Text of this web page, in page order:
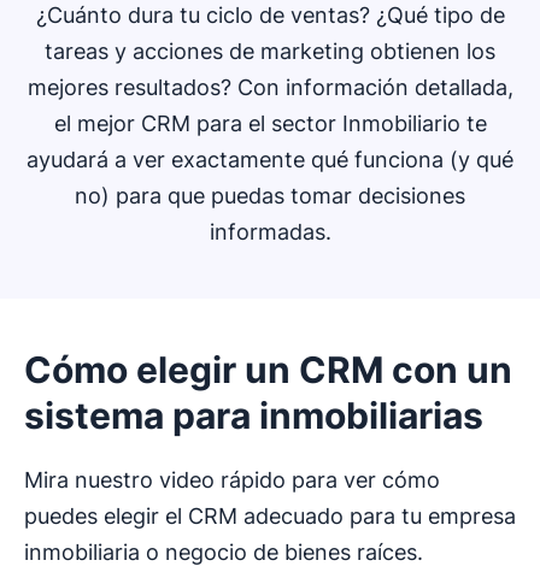
¿Cuánto dura tu ciclo de ventas? ¿Qué tipo de
tareas y acciones de marketing obtienen los
mejores resultados? Con información detallada,
el mejor CRM para el sector Inmobiliario te
ayudará a ver exactamente qué funciona (y qué
no) para que puedas tomar decisiones
informadas.
Cómo elegir un CRM con un
sistema para inmobiliarias
Mira nuestro video rápido para ver cómo
puedes elegir el CRM adecuado para tu empresa
inmobiliaria o negocio de bienes raíces.